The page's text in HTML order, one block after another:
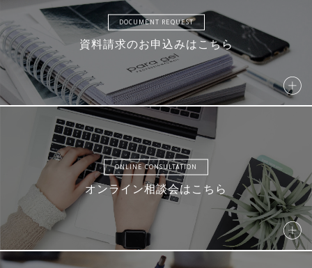
DOCUMENT REQUEST
資料請求のお申込みはこちら
ONLINE CONSULTATION
オンライン相談会はこちら